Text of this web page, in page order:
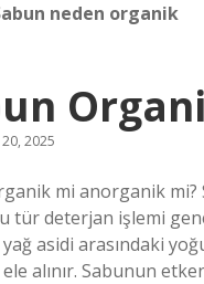
neden organik
2025
mi anorganik mi?
tür deterjan işlemi
yağ asidi arasındaki
ele alınır. Sabunun